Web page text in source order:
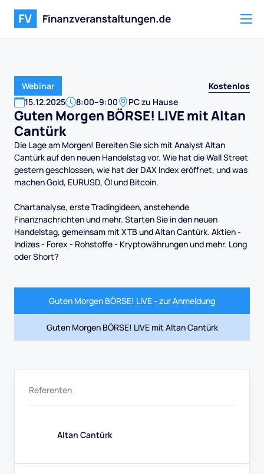
Webinar
Kostenlos
15.12.2025 8:00–9:00 PC zu Hause
Guten Morgen BÖRSE! LIVE mit Altan
Cantürk
Die Lage am Morgen! Bereiten Sie sich mit Analyst Altan
Cantürk auf den neuen Handelstag vor. Wie hat die Wall Street
gestern geschlossen, wie hat der DAX Index eröffnet, und was
machen Gold, EURUSD, Öl und Bitcoin.
Chartanalyse, erste Tradingideen, anstehende
Finanznachrichten und mehr. Starten Sie in den neuen
Handelstag, gemeinsam mit XTB und Altan Cantürk. Aktien -
Indizes - Forex - Rohstoffe - Kryptowährungen und mehr. Long
oder Short?
Guten Morgen BÖRSE! LIVE - zur Anmeldung
Guten Morgen BÖRSE! LIVE mit Altan Cantürk
Referenten
Altan Cantürk